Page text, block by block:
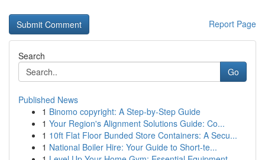
Report Page
Search
Go
Published News
1 Binomo copyright: A Step-by-Step Guide
1 Your Region's Alignment Solutions Guide: Co...
1 10ft Flat Floor Bunded Store Containers: A Secu...
1 National Boiler Hire: Your Guide to Short-te...